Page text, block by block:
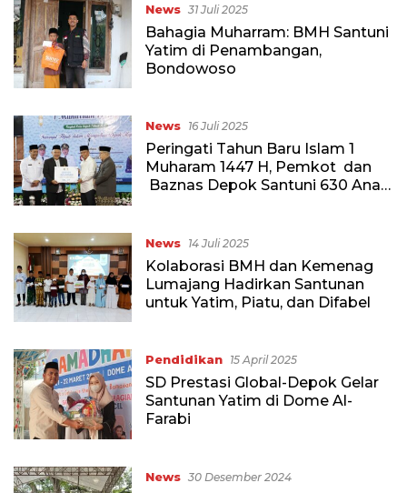
News 31 Juli 2025
Bahagia Muharram: BMH Santuni
Yatim di Penambangan,
Bondowoso
News 16 Juli 2025
Peringati Tahun Baru Islam 1
Muharam 1447 H, Pemkot dan
Baznas Depok Santuni 630 Anak
News 14 Juli 2025
Kolaborasi BMH dan Kemenag
Lumajang Hadirkan Santunan
untuk Yatim, Piatu, dan Difabel
Pendidikan 15 April 2025
SD Prestasi Global-Depok Gelar
Santunan Yatim di Dome Al-
Farabi
News 30 Desember 2024